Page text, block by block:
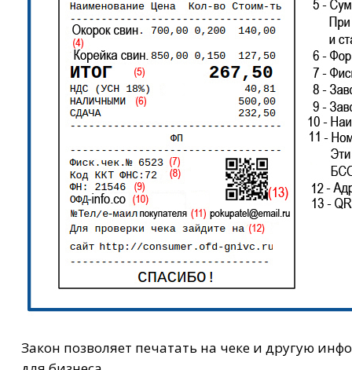
Закон позволяет печатать на чеке и другую